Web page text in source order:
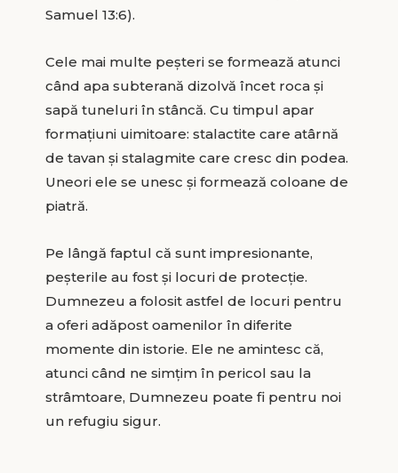
Samuel 13:6).
Cele mai multe peșteri se formează atunci
când apa subterană dizolvă încet roca și
sapă tuneluri în stâncă. Cu timpul apar
formațiuni uimitoare: stalactite care atârnă
de tavan și stalagmite care cresc din podea.
Uneori ele se unesc și formează coloane de
piatră.
Pe lângă faptul că sunt impresionante,
peșterile au fost și locuri de protecție.
Dumnezeu a folosit astfel de locuri pentru
a oferi adăpost oamenilor în diferite
momente din istorie. Ele ne amintesc că,
atunci când ne simțim în pericol sau la
strâmtoare, Dumnezeu poate fi pentru noi
un refugiu sigur.